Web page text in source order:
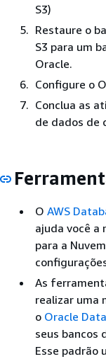
S3)
Restaure o
S3 para um
Oracle.
Configure o
Conclua as
de dados de
O AWS
ajuda você a
para a
As
realizar uma
o Oracle
seus bancos
Esse padrão